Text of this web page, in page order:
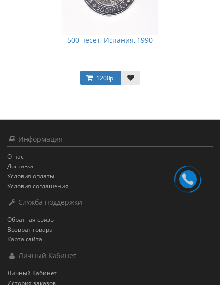
500 песет, Испания, 1990
1200р.
Информация
О нас
Доставка
Условия оплаты
Условия соглашения
Служба поддержки
Обратная связь
Возврат товара
Карта сайта
Личный Кабинет
Личный Кабинет
История заказов